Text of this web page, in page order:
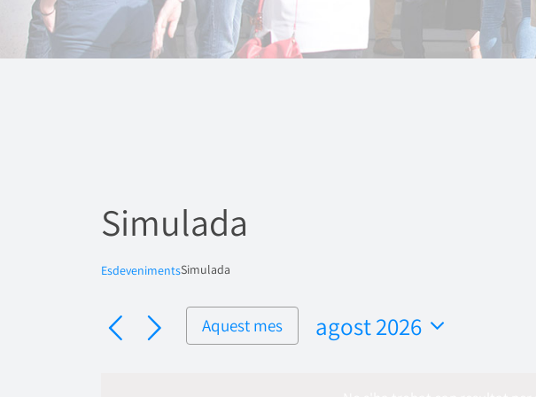
Simulada
EsdevenimentsSimulada
Aquest mes
agost 2026